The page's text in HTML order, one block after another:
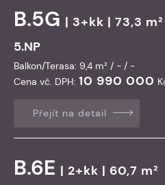
B.5G | 3+kk | 73,3 m²
5.NP
Balkon/Terasa: 9,4 m² / - / -
Cena vč. DPH: 10 990 000
Přejít na detail
B.6E | 2+kk | 60,7 m²